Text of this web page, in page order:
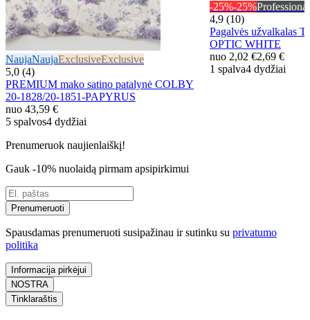
NaujaNaujaExclusiveExclusive
5,0 (4)
PREMIUM mako satino patalynė COLBY
20-1828/20-1851-PAPYRUS
nuo 43,59 €
5 spalvos4 dydžiai
-25%-25%Professional
4,9 (10)
Pagalvės užvalkalas
OPTIC WHITE
nuo 2,02 €2,69 €
1 spalva4 dydžiai
Prenumeruok naujienlaiškį!
Gauk -10% nuolaidą pirmam apsipirkimui
Prenumeruoti
Spausdamas prenumeruoti susipažinau ir sutinku su privatumo
politika
Informacija pirkėjui
NOSTRA
Tinklaraštis